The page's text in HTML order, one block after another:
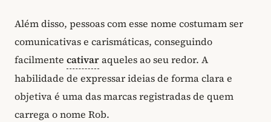
Além disso, pessoas com esse nome costumam ser
comunicativas e carismáticas, conseguindo
facilmente cativaraqueles ao seu redor. A
habilidade de expressar ideias de forma clara e
objetiva é uma das marcas registradas de quem
carrega o nome Rob.